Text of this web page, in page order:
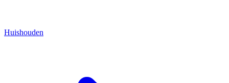
Huishouden